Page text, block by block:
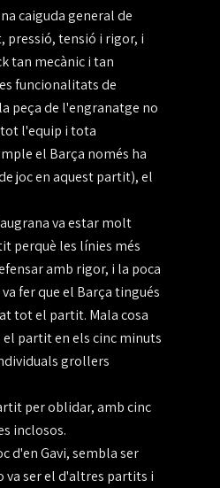
caiguda general de
pressió, tensió i rigor, i
tan mecànic i tan
funcionalitats de
peça de l'engranatge no
l'equip i tota
el Barça només ha
joc en aquest partit), el
va estar molt
perquè les línies més
amb rigor, i la poca
fer que el Barça tingués
tot el partit. Mala cosa
partit en els cinc minuts
grollers
per oblidar, amb cinc
inclosos.
d'en Gavi, sembla ser
va ser el d'altres partits i